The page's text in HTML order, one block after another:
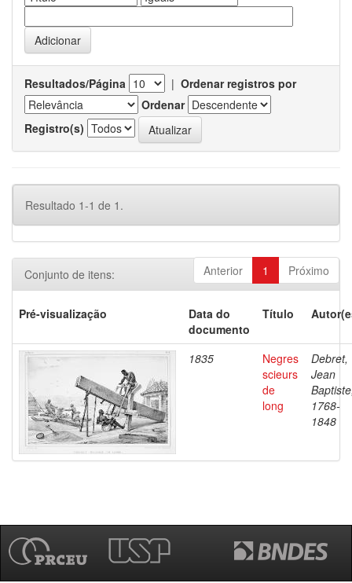
Resultados/Página | Ordenar registros por
Ordenar
Registro(s)
Resultado 1-1 de 1.
Anterior 1 Próximo
Conjunto de itens:
Pré-visualização
Data do
documento
Título
1835
Negres
scieurs
de
long
Debret,
Jean
1768-
1848